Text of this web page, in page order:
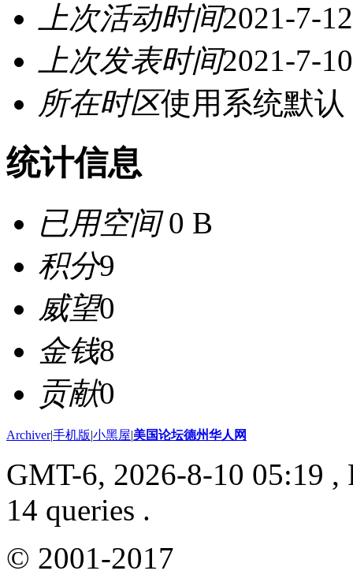
上次活动时间2021-7-
上次发表时间2021-7-
所在时区使用系统默认
统计信息
已用空间0 B
积分9
威望0
金钱8
贡献0
Archiver|手机版|小黑屋|美国论坛德州华人网
GMT-6, 2026-8-10 05:19 ,
14 queries .
© 2001-2017